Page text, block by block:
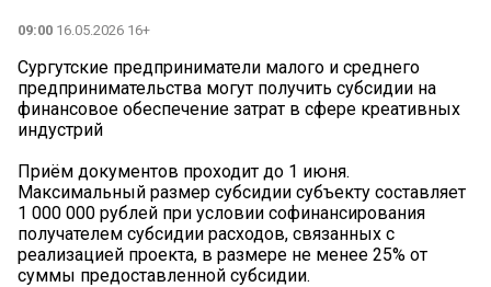
09:00 16.05.2026 16+
Сургутские предприниматели малого и среднего
предпринимательства могут получить субсидии на
финансовое обеспечение затрат в сфере креативных
индустрий
Приём документов проходит до 1 июня.
Максимальный размер субсидии субъекту составляет
1 000 000 рублей при условии софинансирования
получателем субсидии расходов, связанных с
реализацией проекта, в размере не менее 25% от
суммы предоставленной субсидии.